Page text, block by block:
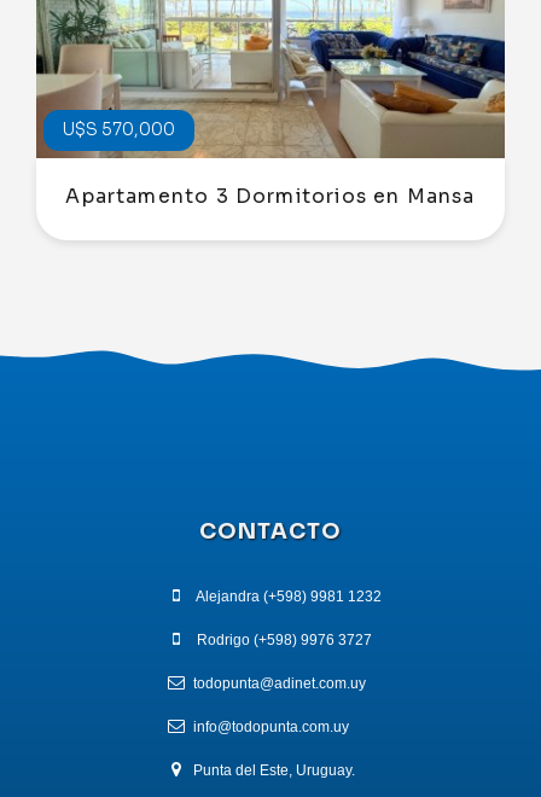
U$S 570,000
Apartamento 3 Dormitorios en Mansa
CONTACTO
Alejandra (+598) 9981 1232
Rodrigo (+598) 9976 3727
todopunta@adinet.com.uy
info@todopunta.com.uy
Punta del Este, Uruguay.